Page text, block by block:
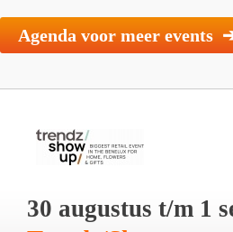
Agenda voor meer events
30 augustus t/m 1